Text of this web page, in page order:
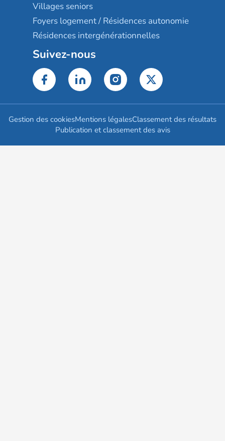
Villages seniors
Foyers logement / Résidences autonomie
Résidences intergénérationnelles
Suivez-nous
Gestion des cookiesMentions légalesClassement des résultats
Publication et classement des avis